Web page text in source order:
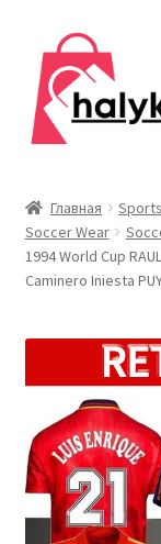
Перейти
навигации
Перейти
содержимому
Главная
Контакты
Дом и сад
Одежда
Публикации
Главная
Soccer Wear
1994 World Cup
Caminero Iniesta